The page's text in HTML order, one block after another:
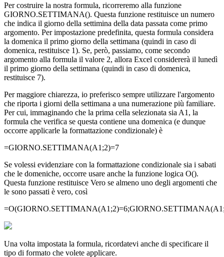
Per costruire la nostra formula, ricorreremo alla funzione
GIORNO.SETTIMANA(). Questa funzione restituisce un numero
che indica il giorno della settimina della data passata come primo
argomento. Per impostazione predefinita, questa formula considera
la domenica il primo giorno della settimana (quindi in caso di
domenica, restituisce 1). Se, però, passiamo, come secondo
argomento alla formula il valore 2, allora Excel considererà il lunedì
il primo giorno della settimana (quindi in caso di domenica,
restituisce 7).
Per maggiore chiarezza, io preferisco sempre utilizzare l'argomento
che riporta i giorni della settimana a una numerazione più familiare.
Per cui, immaginando che la prima cella selezionata sia A1, la
formula che verifica se questa contiene una domenica (e dunque
occorre applicarle la formattazione condizionale) è
=GIORNO.SETTIMANA(A1;2)=7
Se volessi evidenziare con la formattazione condizionale sia i sabati
che le domeniche, occorre usare anche la funzione logica O().
Questa funzione restituisce Vero se almeno uno degli argomenti che
le sono passati è vero, così
Una volta impostata la formula, ricordatevi anche di specificare il
tipo di formato che volete applicare.